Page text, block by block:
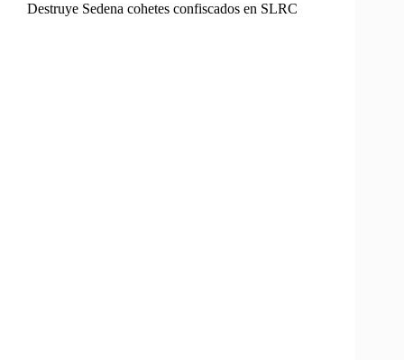
Destruye Sedena cohetes confiscados en SLRC